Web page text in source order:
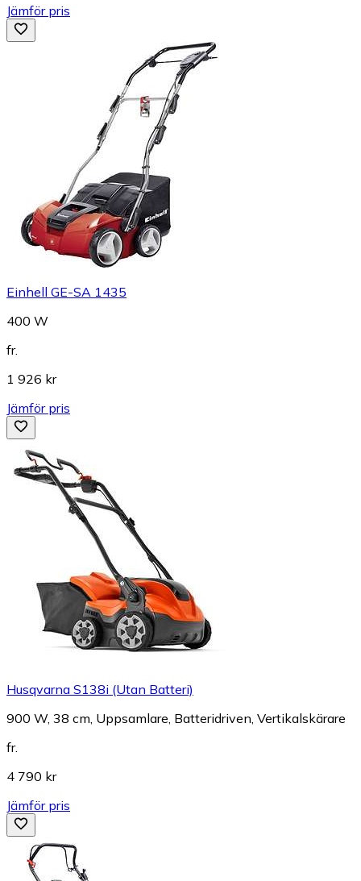
Jämför pris
Einhell GE-SA 1435
400 W
fr.
1 926 kr
Jämför pris
Husqvarna S138i (Utan Batteri)
900 W, 38 cm, Uppsamlare, Batteridriven, Vertikalskärare
fr.
4 790 kr
Jämför pris